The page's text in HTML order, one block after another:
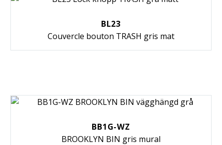
BL23
Couvercle bouton TRASH gris mat
BB1G-WZ
BROOKLYN BIN gris mural